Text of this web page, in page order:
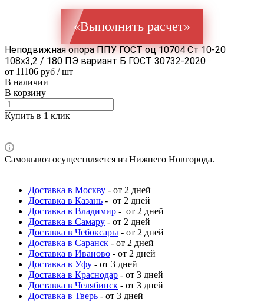
«Выполнить расчет»
Неподвижная опора ППУ ГОСТ оц 10704 Ст 10-20
108x3,2 / 180 ПЭ вариант Б ГОСТ 30732-2020
от 11106 руб / шт
В наличии
В корзину
Купить в 1 клик
Самовывоз осуществляется из Нижнего Новгорода.
Доставка в Москву - от 2 дней
Доставка в Казань - от 2 дней
Доставка в Владимир - от 2 дней
Доставка в Самару - от 2 дней
Доставка в Чебоксары - от 2 дней
Доставка в Саранск - от 2 дней
Доставка в Иваново - от 2 дней
Доставка в Уфу - от 3 дней
Доставка в Краснодар - от 3 дней
Доставка в Челябинск - от 3 дней
Доставка в Тверь - от 3 дней